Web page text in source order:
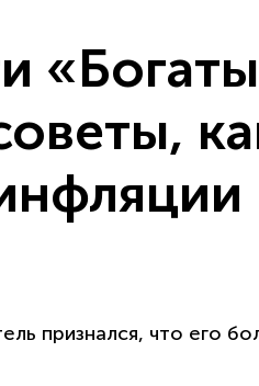
признался, что его